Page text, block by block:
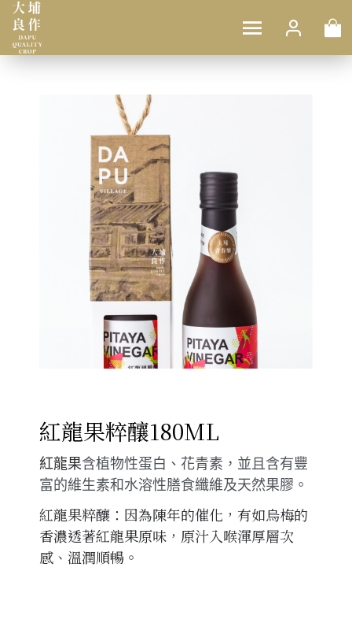
紅龍果粹釀180ML
紅龍果含植物性蛋白、花青素，並且含有豐
富的維生素和水溶性膳食纖維及天然果膠。
紅龍果粹釀：因為陳年的催化，有如烏梅的
香濃透著紅龍果原味，原汁入喉渾厚層次
感、溫潤順暢。